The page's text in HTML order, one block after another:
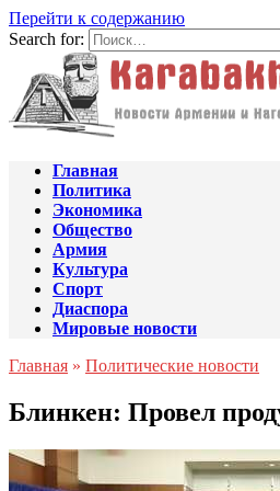
Перейти к содержанию
Search for:
Главная
Политика
Экономика
Общество
Армия
Культура
Спорт
Диаспора
Мировые новости
Главная » Политические новости
Блинкен: Провел